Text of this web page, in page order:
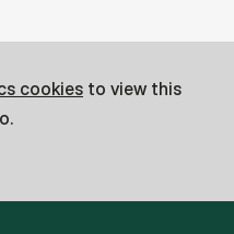
cookies to view this